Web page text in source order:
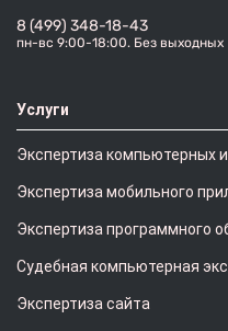
8 (499) 348-18-43
пн-вс 9:00-18:00. Без выходных
Услуги
Экспертиза компьютерных
Экспертиза мобильного
Экспертиза программного
Судебная компьютерная
Экспертиза сайта